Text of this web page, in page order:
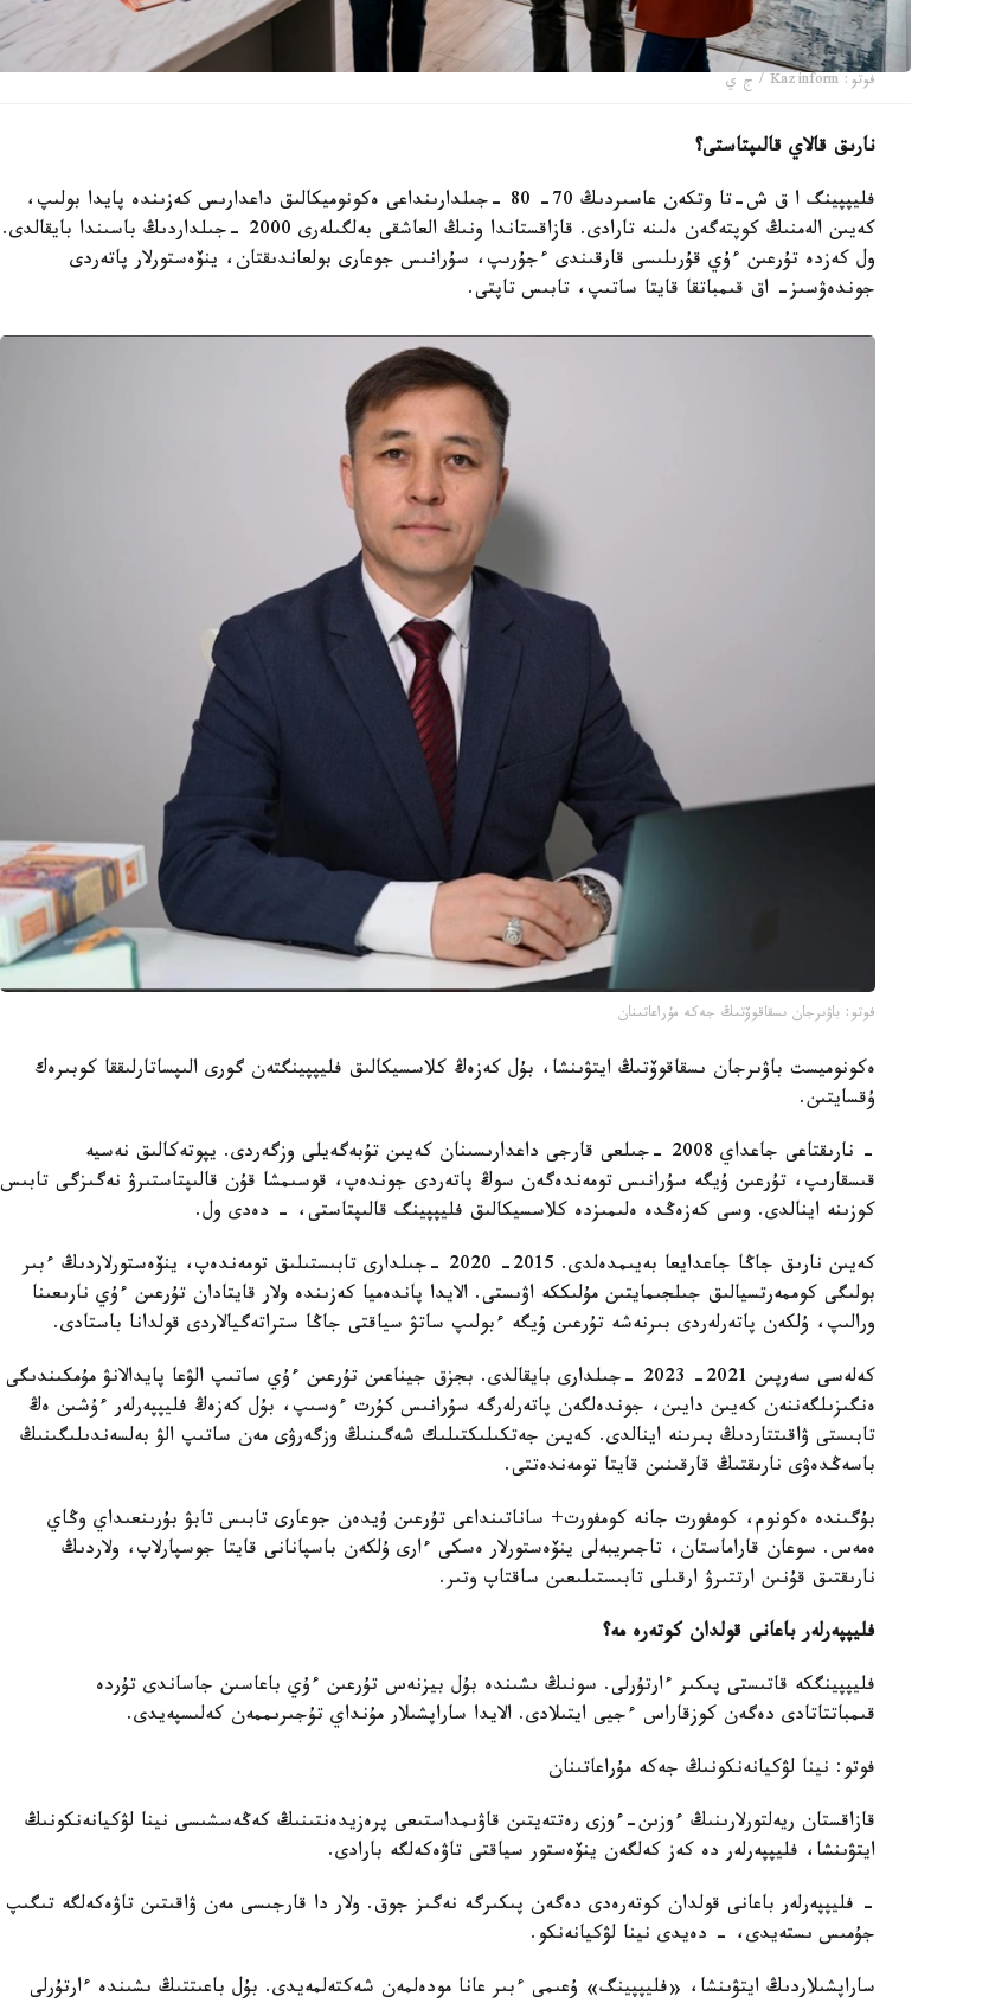
فوتو: Kazinform / ج ي
نارىق قالاي قالىپتاستى؟
فليپپينگ ا ق ش-تا وتكەن عاسىردىڭ 70- 80 -جىلدارىنداعى ەكونوميكالىق داعدارىس كەزىندە پايدا بولىپ،
كەيىن الەمنىڭ كوپتەگەن ەلىنە تارادى. قازاقستاندا ونىڭ العاشقى بەلگىلەرى 2000 -جىلداردىڭ باسىندا بايقالدى.
ول كەزدە تۇرعىن ءۇي قۇرىلىسى قارقىندى ءجۇرىپ، سۇرانىس جوعارى بولعاندىقتان، ينۆەستورلار پاتەردى
جوندەۋسىز- اق قىمباتقا قايتا ساتىپ، تابىس تاپتى.
فوتو: باۋىرجان ىسقاقوۆتىڭ جەكە مۇراعاتىنان
ەكونوميست باۋىرجان ىسقاقوۆتىڭ ايتۋىنشا، بۇل كەزەڭ كلاسسيكالىق فليپپينگتەن گورى الىپساتارلىققا كوبىرەك
ۇقسايتىن.
- نارىقتاعى جاعداي 2008 -جىلعى قارجى داعدارىسىنان كەيىن تۇبەگەيلى وزگەردى. يپوتەكالىق نەسيە
قىسقارىپ، تۇرعىن ۇيگە سۇرانىس تومەندەگەن سوڭ پاتەردى جوندەپ، قوسىمشا قۇن قالىپتاستىرۋ نەگىزگى تابىس
كوزىنە اينالدى. وسى كەزەڭدە ەلىمىزدە كلاسسيكالىق فليپپينگ قالىپتاستى، - دەدى ول.
كەيىن نارىق جاڭا جاعدايعا بەيىمدەلدى. 2015- 2020 -جىلدارى تابىستىلىق تومەندەپ، ينۆەستورلاردىڭ ءبىر
بولىگى كوممەرتسيالىق جىلجىمايتىن مۇلىككە اۋىستى. الايدا پاندەميا كەزىندە ولار قايتادان تۇرعىن ءۇي نارىعىنا
ورالىپ، ۇلكەن پاتەرلەردى بىرنەشە تۇرعىن ۇيگە ءبولىپ ساتۋ سياقتى جاڭا ستراتەگيالاردى قولدانا باستادى.
كەلەسى سەرپىن 2021- 2023 -جىلدارى بايقالدى. بجزق جيناعىن تۇرعىن ءۇي ساتىپ الۋعا پايدالانۋ مۇمكىندىگى
ەنگىزىلگەننەن كەيىن دايىن، جوندەلگەن پاتەرلەرگە سۇرانىس كۇرت ءوسىپ، بۇل كەزەڭ فليپپەرلەر ءۇشىن ەڭ
تابىستى ۋاقىتتاردىڭ بىرىنە اينالدى. كەيىن جەتكىلىكتىلىك شەگىنىڭ وزگەرۋى مەن ساتىپ الۋ بەلسەندىلىگىنىڭ
باسەڭدەۋى نارىقتىڭ قارقىنىن قايتا تومەندەتتى.
بۇگىندە ەكونوم، كومفورت جانە كومفورت+ ساناتىنداعى تۇرعىن ۇيدەن جوعارى تابىس تابۋ بۇرىنعىداي وڭاي
ەمەس. سوعان قاراماستان، تاجىريبەلى ينۆەستورلار ەسكى ءارى ۇلكەن باسپانانى قايتا جوسپارلاپ، ولاردىڭ
نارىقتىق قۇنىن ارتتىرۋ ارقىلى تابىستىلىعىن ساقتاپ وتىر.
فليپپەرلەر باعانى قولدان كوتەرە مە؟
فليپپينگكە قاتىستى پىكىر ءارتۇرلى. سونىڭ ىشىندە بۇل بيزنەس تۇرعىن ءۇي باعاسىن جاساندى تۇردە
قىمباتتاتادى دەگەن كوزقاراس ءجيى ايتىلادى. الايدا ساراپشىلار مۇنداي تۇجىرىممەن كەلىسپەيدى.
فوتو: نينا لۋكيانەنكونىڭ جەكە مۇراعاتىنان
قازاقستان ريەلتورلارىنىڭ ءوزىن-ءوزى رەتتەيتىن قاۋىمداستىعى پرەزيدەنتىنىڭ كەڭەسشىسى نينا لۋكيانەنكونىڭ
ايتۋىنشا، فليپپەرلەر دە كەز كەلگەن ينۆەستور سياقتى تاۋەكەلگە بارادى.
- فليپپەرلەر باعانى قولدان كوتەرەدى دەگەن پىكىرگە نەگىز جوق. ولار دا قارجىسى مەن ۋاقىتىن تاۋەكەلگە تىگىپ
جۇمىس ىستەيدى، - دەيدى نينا لۋكيانەنكو.
ساراپشىلاردىڭ ايتۋىنشا، «فليپپينگ» ۇعىمى ءبىر عانا مودەلمەن شەكتەلمەيدى. بۇل باعىتتىڭ ىشىندە ءارتۇرلى